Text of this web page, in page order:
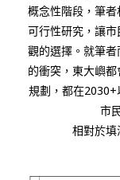
概念性階段，筆
可行性研究，讓
觀的選擇。就筆
的衝突，東大嶼
規劃，都在
市
相對於填